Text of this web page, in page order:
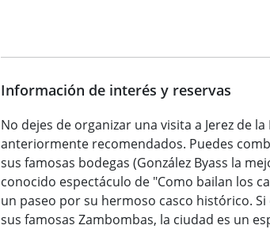
Información de interés y reservas
No dejes de organizar una visita a Jerez de
anteriormente recomendados. Puedes
sus famosas bodegas (González Byass la
conocido espectáculo de "Como bailan los
un paseo por su hermoso casco histórico.
sus famosas Zambombas, la ciudad es un